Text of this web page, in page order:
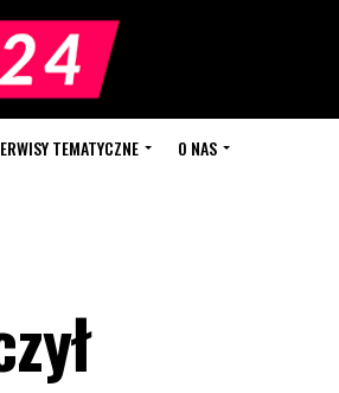
TEMATYCZNE O NAS